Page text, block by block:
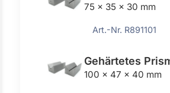
75 x 35 x 30 mm
Art.-Nr. R891101
Gehärtetes
100 x 47 x 40 mm